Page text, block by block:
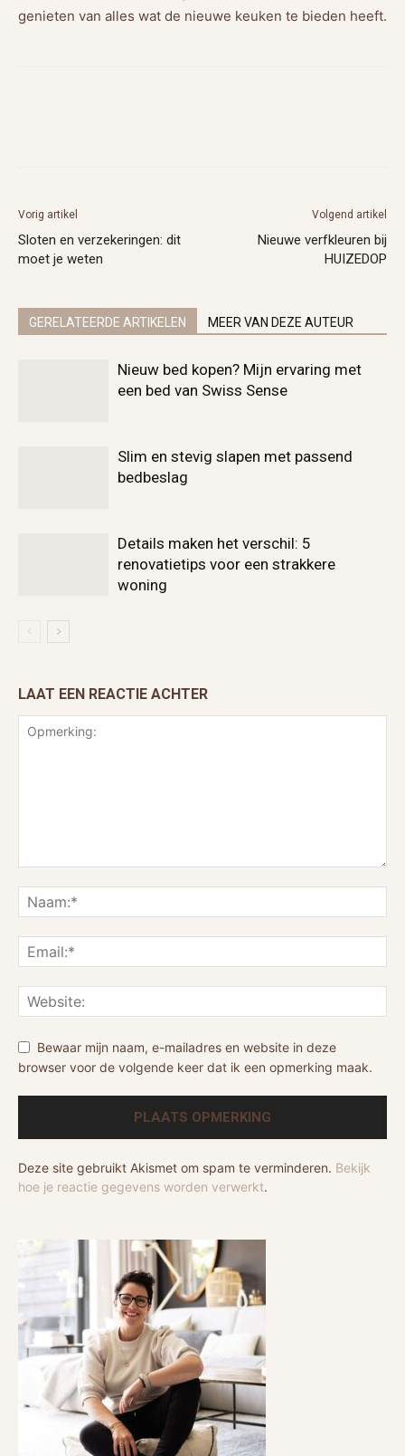
genieten van alles wat de nieuwe keuken te bieden heeft.
Vorig artikel
Sloten en verzekeringen: dit
moet je weten
Volgend artikel
Nieuwe verfkleuren bij
HUIZEDOP
GERELATEERDE ARTIKELEN MEER VAN DEZE AUTEUR
Nieuw bed kopen? Mijn ervaring met
een bed van Swiss Sense
Slim en stevig slapen met passend
bedbeslag
Details maken het verschil: 5
renovatietips voor een strakkere
woning
LAAT EEN REACTIE ACHTER
Bewaar mijn naam, e-mailadres en website in deze
browser voor de volgende keer dat ik een opmerking maak.
Deze site gebruikt Akismet om spam te verminderen. Bekijk
hoe je reactie gegevens worden verwerkt.